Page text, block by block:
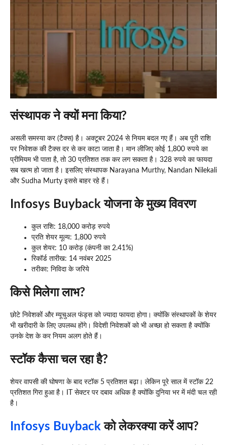
संस्थापक ने क्यों मना किया?
असली समस्या कर (टैक्स) है। अक्टूबर 2024 से नियम बदल गए हैं। अब पूरी राशि
पर निवेशक की टैक्स दर से कर काटा जाता है। मान लीजिए कोई 1,800 रुपये का
प्रीमियम भी पाता है, तो 30 प्रतिशत तक कर लग सकता है। 328 रुपये का फायदा
सब खत्म हो जाता है। इसलिए संस्थापक Narayana Murthy, Nandan Nilekali
और Sudha Murty इससे बाहर रहे हैं।
Infosys Buybackयोजना के मुख्य विवरण
कुल राशि: 18,000 करोड़ रुपये
प्रति शेयर मूल्य: 1,800 रुपये
कुल शेयर: 10 करोड़ (कंपनी का 2.41%)
रिकॉर्ड तारीख: 14 नवंबर 2025
तरीका: निविदा के जरिये
किसे मिलेगा लाभ?
छोटे निवेशकों और म्यूचुअल फंड्स को ज्यादा फायदा होगा। क्योंकि संस्थापकों के शेयर
भी खरीदारी के लिए उपलब्ध होंगे। विदेशी निवेशकों को भी अच्छा हो सकता है क्योंकि
उनके देश के कर नियम अलग होते हैं।
स्टॉक कैसा चल रहा है?
शेयर वापसी की घोषणा के बाद स्टॉक 5 प्रतिशत बढ़ा। लेकिन पूरे साल में स्टॉक 22
प्रतिशत गिरा हुआ है। IT सेक्टर पर दबाव अधिक है क्योंकि दुनिया भर में मंदी चल रही
है।
Infosys Buyback को लेकरक्या करें आप?